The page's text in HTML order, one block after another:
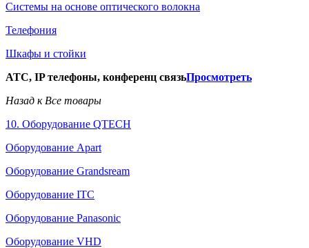
Системы на основе оптического волокна
Телефония
Шкафы и стойки
АТС, IP телефоны, конференц связьПросмотреть
Назад к Все товары
10. Оборудование QTECH
Оборудование Apart
Оборудование Grandsream
Оборудование ITC
Оборудование Panasonic
Оборудование VHD